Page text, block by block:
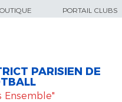
PORTAIL CLUBS
PARISIEN DE
Ensemble"